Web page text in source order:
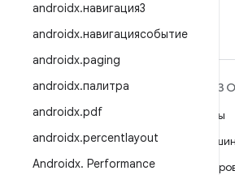
androidx.навигация3
androidx.навигациясобытие
androidx.paging
androidx.палитра
androidx.pdf
androidx.percentlayout
Androidx. Performance
ПОДРОБНЕЕ ОБ ОС
ANDROID
Android
Android for Enterprise
Игры